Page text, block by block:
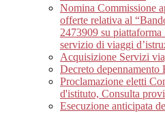
Nomina Commissione
offerte relativa al
2473909 su
servizio di viaggi
Acquisizione Servizi
Decreto depennamento
Proclamazione eletti
d'istituto, Consulta
Esecuzione anticipata